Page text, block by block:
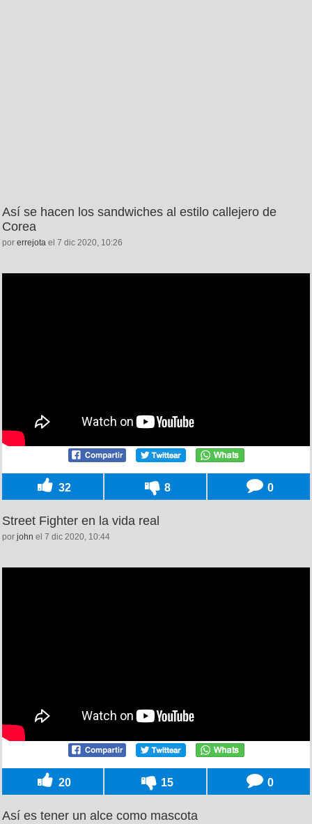
Así se hacen los sandwiches al estilo callejero de
Corea
por errejota el 7 dic 2020, 10:26
32 8 0
Street Fighter en la vida real
por john el 7 dic 2020, 10:44
20 15 0
Así es tener un alce como mascota